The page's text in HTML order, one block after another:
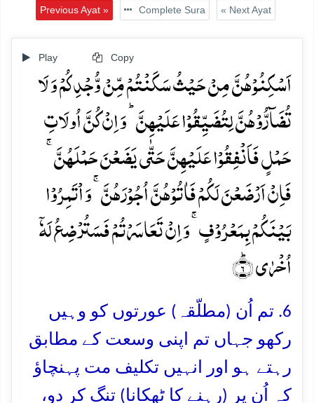
Previous Ayat » Complete Sura « Next Ayat
Play Copy
اَسۡکِنُوۡہُنَّ مِنۡ حَیۡثُ سَکَنۡتُمۡ مِّنۡ وُّجۡدِکُمۡ وَ لَا
تُضَآرُّوۡہُنَّ لِتُضَیِّقُوۡا عَلَیۡہِنَّ ؕ وَ اِنۡ کُنَّ اُولَاتِ
حَمۡلٍ فَاَنۡفِقُوۡا عَلَیۡہِنَّ حَتّٰی یَضَعۡنَ حَمۡلَہُنَّ ۚ
فَاِنۡ اَرۡضَعۡنَ لَکُمۡ فَاٰتُوۡہُنَّ اُجُوۡرَہُنَّ ۚ وَ اۡتَمِرُوۡا
بَیۡنَکُمۡ بِمَعۡرُوۡفٍ ۚ وَ اِنۡ تَعَاسَرۡتُمۡ فَسَتُرۡضِعُ لَہٗۤ
اُخۡرٰی ؕ﴿۶﴾
6. تم اُن (مطلّقہ) عورتوں کو وہیں
رکھو جہاں تم اپنی وسعت کے مطابق
رہتے ہو اور انہیں تکلیف مت پہنچاؤ
کہ اُن پر (رہنے کا ٹھکانا) تنگ کر دو،